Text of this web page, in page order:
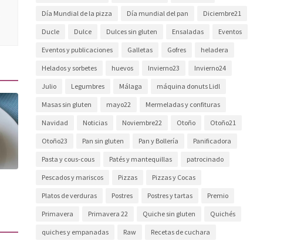
Día Mundial de la pizza Día mundial del pan Diciembre21
Ducle Dulce Dulces sin gluten Ensaladas Eventos
Eventos y publicaciones Galletas Gofres heladera
Helados y sorbetes huevos Invierno23 Invierno24
Julio Legumbres Málaga máquina donuts Lidl
Masas sin gluten mayo22 Mermeladas y confituras
Navidad Noticias Noviembre22 Otoño Otoño21
Otoño23 Pan sin gluten Pan y Bollería Panificadora
Pasta y cous-cous Patés y mantequillas patrocinado
Pescados y mariscos Pizzas Pizzas y Cocas
Platos de verduras Postres Postres y tartas Premio
Primavera Primavera 22 Quiche sin gluten Quichés
quiches y empanadas Raw Recetas de cuchara